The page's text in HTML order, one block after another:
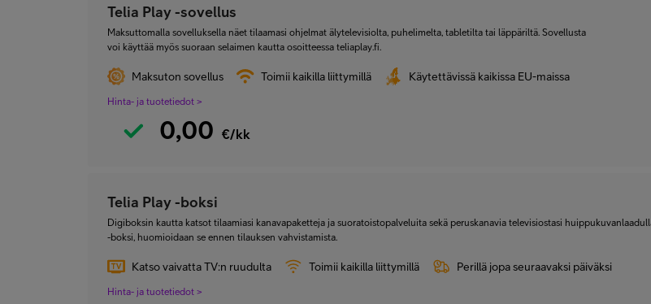
Telia Play -sovellus
Maksuttomalla sovelluksella näet tilaamasi ohjelmat älytelevisiolta, puhelimelta, tabletilta tai läppäriltä. Sovellusta
voi käyttää myös suoraan selaimen kautta osoitteessa teliaplay.fi.
Maksuton sovellus Toimii kaikilla liittymillä Käytettävissä kaikissa EU-maissa
Hinta- ja tuotetiedot >
0,00 €/kk
Telia Play -boksi
Digiboksin kautta katsot tilaamiasi kanavapaketteja ja suoratoistopalveluita sekä peruskanavia televisiostasi
-boksi, huomioidaan se ennen tilauksen vahvistamista.
Katso vaivatta TV:n ruudulta Toimii kaikilla liittymillä Perillä jopa seuraavaksi päiväksi
Hinta- ja tuotetiedot >